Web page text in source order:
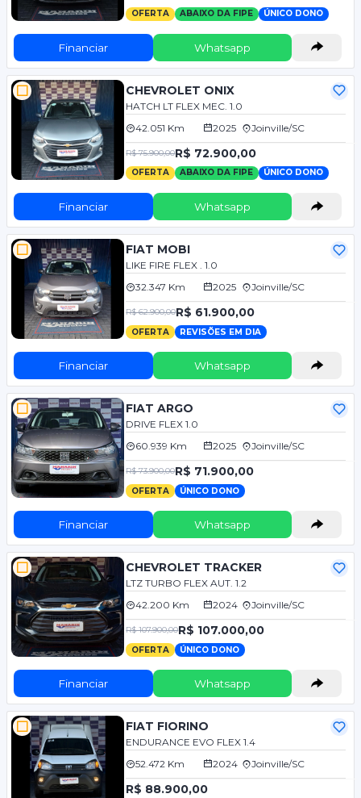
OFERTA ABAIXO DA FIPE ÚNICO DONO
Financiar Whatsapp
CHEVROLET ONIX
HATCH LT FLEX MEC. 1.0
42.051 Km
2025 Joinville/SC
R$ 75.900,00R$ 72.900,00
OFERTA ABAIXO DA FIPE ÚNICO DONO
Financiar Whatsapp
FIAT MOBI
LIKE FIRE FLEX . 1.0
32.347 Km
2025 Joinville/SC
R$ 62.900,00R$ 61.900,00
OFERTA REVISÕES EM DIA
Financiar Whatsapp
FIAT ARGO
DRIVE FLEX 1.0
60.939 Km
2025 Joinville/SC
R$ 73.900,00R$ 71.900,00
OFERTA ÚNICO DONO
Financiar Whatsapp
CHEVROLET TRACKER
LTZ TURBO FLEX AUT. 1.2
42.200 Km
2024 Joinville/SC
R$ 107.900,00R$ 107.000,00
OFERTA ÚNICO DONO
Financiar Whatsapp
FIAT FIORINO
ENDURANCE EVO FLEX 1.4
52.472 Km
2024 Joinville/SC
R$ 88.900,00